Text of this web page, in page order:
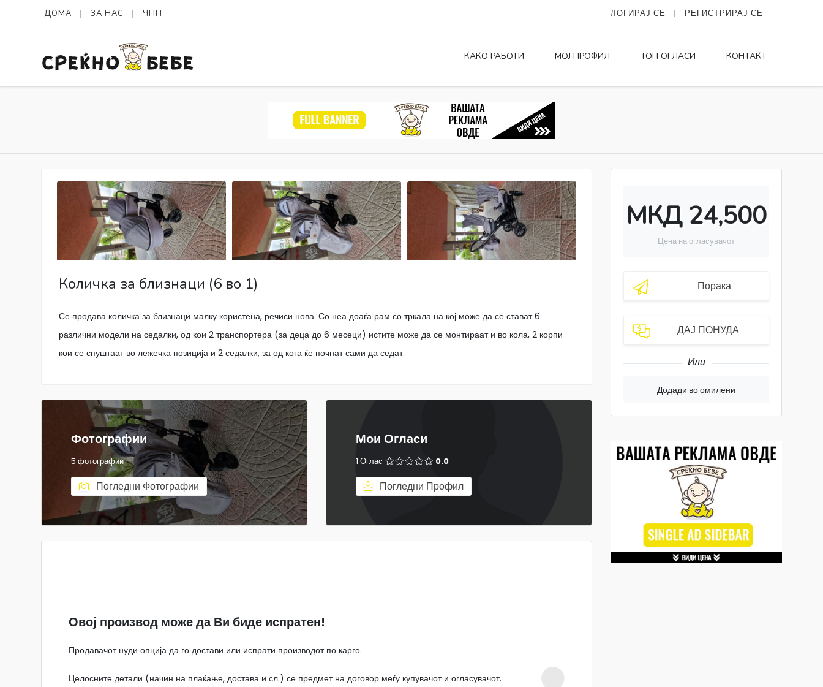
ДОМА ЗА НАС ЧПП ЛОГИРАЈ СЕ РЕГИСТРИРАЈ СЕ
КАКО РАБОТИ МОЈ ПРОФИЛ ТОП ОГЛАСИ КОНТАКТ
Количка за близнаци (6 во 1)
Се продава количка за близнаци малку користена, речиси нова. Со неа доаѓа рам со тркала на кој може да се стават 6
различни модели на седалки, од кои 2 транспортера (за деца до 6 месеци) истите може да се монтираат и во кола, 2 корпи
кои се спуштаат во лежечка позиција и 2 седалки, за од кога ќе почнат сами да седат.
Фотографии
5 фотографии
Погледни Фотографии
Мои Огласи
1 Оглас 0.0
Погледни Профил
Овој производ може да Ви биде испратен!
Продавачот нуди опција да го достави или испрати производот по карго.
Целосните детали (начин на плаќање, достава и сл.) се предмет на договор меѓу купувачот и огласувачот.
МКД 24,500
Цена на огласувачот
Порака
ДАЈ ПОНУДА
Или
Додади во омилени